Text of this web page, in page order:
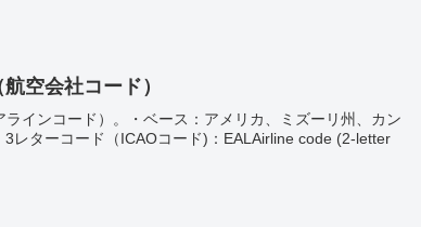
空会社コード）
インコード）。・ベース：アメリカ、ミズーリ州、カン
レターコード（ICAOコード)：EALAirline code (2-letter